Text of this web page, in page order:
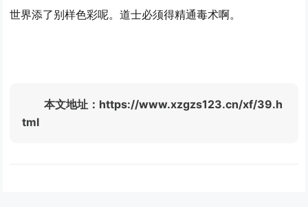
世界添了别样色彩呢。道士必须得精通毒术啊。
本文地址：https://www.xzgzs123.cn/xf/39.h
tml